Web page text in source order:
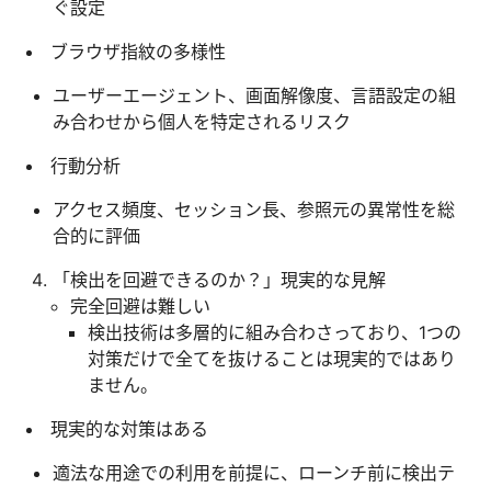
ぐ設定
ブラウザ指紋の多様性
ユーザーエージェント、画面解像度、言語設定の組
み合わせから個人を特定されるリスク
行動分析
アクセス頻度、セッション長、参照元の異常性を総
合的に評価
「検出を回避できるのか？」現実的な見解
完全回避は難しい
検出技術は多層的に組み合わさっており、1つの
対策だけで全てを抜けることは現実的ではあり
ません。
現実的な対策はある
適法な用途での利用を前提に、ローンチ前に検出テ